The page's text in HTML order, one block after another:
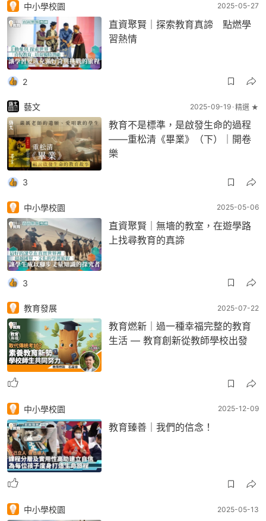
中小學校園 2025-05-27
直資聚賢｜探索教育真諦 點燃學
習熱情
2
藝文 2025-09-19 精選 ★
教育不是標準，是啟發生命的過程
——重松清《畢業》（下）｜開卷
樂
3
中小學校園 2025-05-06
直資聚賢｜無墻的教室，在遊學路
上找尋教育的真諦
3
教育發展 2025-07-22
教育燃新｜過一種幸福完整的教育
生活 — 教育創新從教師學校出發
中小學校園 2025-12-09
教育臻善｜我們的信念！
中小學校園 2025-05-13